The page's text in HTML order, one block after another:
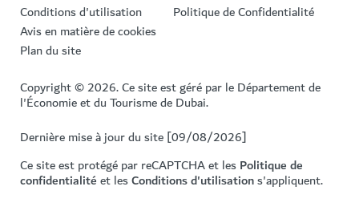
Conditions d'utilisation
Politique de Confidentialité
Avis en matière de cookies
Plan du site
Copyright © 2026. Ce site est géré par le Département de
l'Économie et du Tourisme de Dubai.
Dernière mise à jour du site [09/08/2026]
Ce site est protégé par reCAPTCHA et lesPolitique de
confidentialitéet lesConditions d'utilisations'appliquent.